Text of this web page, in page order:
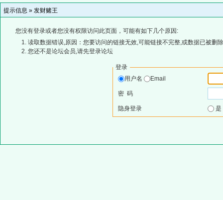
提示信息 » 发财赌王
您没有登录或者您没有权限访问此页面，可能有如下几个原因:
读取数据错误,原因：您要访问的链接无效,可能链接不完整,或数据已被删
您还不是论坛会员,请先登录论坛
登录
用户名
Email
密 码
隐身登录